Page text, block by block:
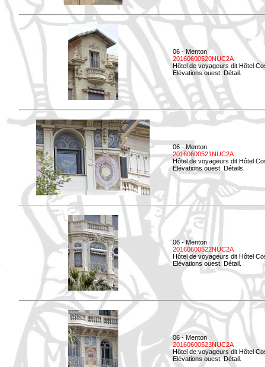
06 - Menton
20160600520NUC2A
Hôtel de voyageurs dit Hôtel
Elévations ouest. Détail.
06 - Menton
20160600521NUC2A
Hôtel de voyageurs dit Hôtel
Elévations ouest. Détails.
06 - Menton
20160600522NUC2A
Hôtel de voyageurs dit Hôtel
Elévations ouest. Détail.
06 - Menton
20160600523NUC2A
Hôtel de voyageurs dit Hôtel
Elévations ouest. Détail.